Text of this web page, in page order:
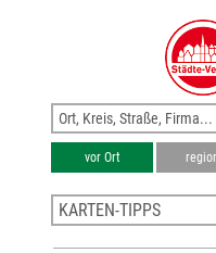
vor Ort
KARTEN-TIPPS